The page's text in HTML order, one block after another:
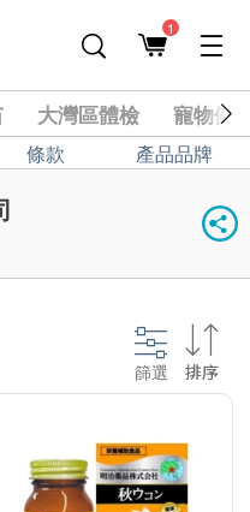
1
大灣區體檢 寵物健
條款 產品品牌
篩選 排序